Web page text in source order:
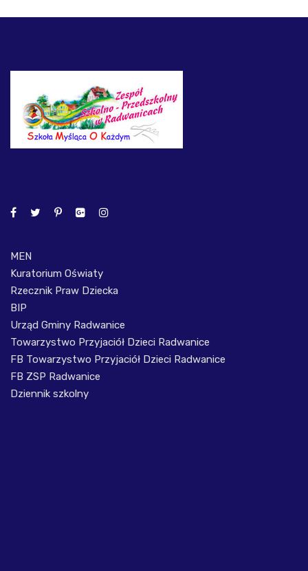
MEN
Kuratorium Oświaty
Rzecznik Praw Dziecka
BIP
Urząd Gminy Radwanice
Towarzystwo Przyjaciół Dzieci Radwanice
FB Towarzystwo Przyjaciół Dzieci Radwanice
FB ZSP Radwanice
Dziennik szkolny